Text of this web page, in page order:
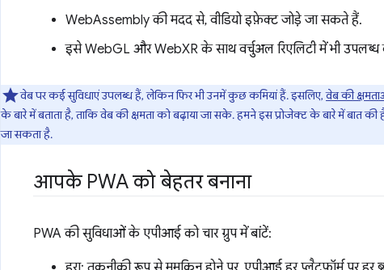
WebAssembly की मदद से, वीडियो इफ़ेक्ट जोड़े जा सकते हैं.
इसे WebGL और WebXR के साथ वर्चुअल रिएलिटी में भी उपलब्ध
वेब पर कई सुविधाएं उपलब्ध हैं, लेकिन फिर भी उनमें कुछ कमियां हैं. इसलिए,वेब की
के बारे में बताता है, ताकि वेब की क्षमता को बढ़ाया जा सके. हमने इस प्रोजेक्ट के बारे में बात की
जा सकता है.
आपके PWA को बेहतर बनाना
PWA की सुविधाओं के एपीआई को चार ग्रुप में बांटें: